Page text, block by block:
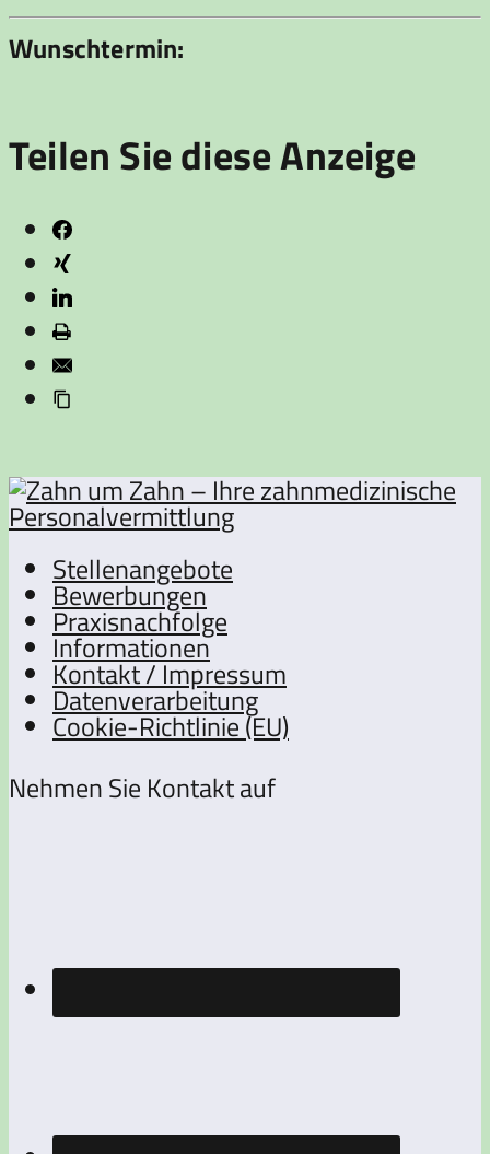
Wunschtermin:
Teilen Sie diese Anzeige
Stellenangebote
Bewerbungen
Praxisnachfolge
Informationen
Kontakt / Impressum
Datenverarbeitung
Cookie-Richtlinie (EU)
Nehmen Sie Kontakt auf